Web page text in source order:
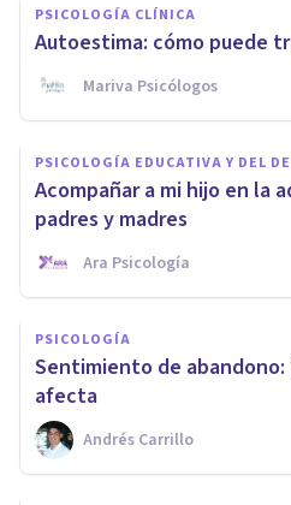
PSICOLOGÍA CLÍNICA
Autoestima: cómo puede
Mariva Psicólogos
PSICOLOGÍA EDUCATIVA Y DEL
Acompañar a mi hijo en la
padres y madres
Ara Psicología
PSICOLOGÍA
Sentimiento de abandono:
afecta
Andrés Carrillo